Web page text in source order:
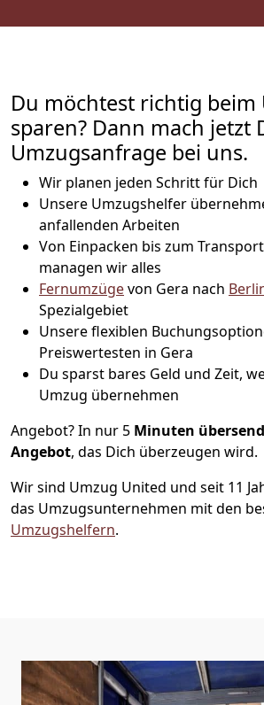
Du möchtest richtig beim
sparen? Dann mach jetzt
Umzugsanfrage bei uns.
Wir planen jeden Schritt für Dich
Unsere Umzugshelfer
anfallenden Arbeiten
Von Einpacken bis zum
managen wir alles
Fernumzügevon Gera nach
Spezialgebiet
Unsere flexiblen
Preiswertesten in Gera
Du sparst bares Geld und Zeit,
Umzug übernehmen
Angebot? In nur 5 Minuten
Angebot, das Dich überzeugen wird.
Wir sind Umzug United und seit 11
das Umzugsunternehmen mit den
Umzugshelfern.